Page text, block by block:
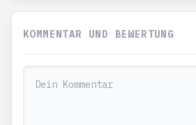
KOMMENTAR UND BEWERTUNG